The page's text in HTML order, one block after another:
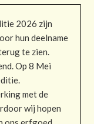
2026 zijn
hun deelname
te zien.
Op 8 Mei
met de
wij hopen